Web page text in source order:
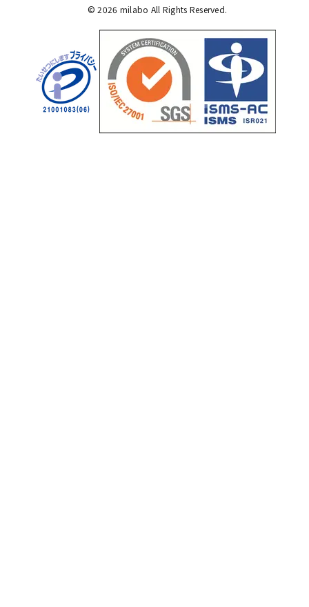
©2026 milabo All Rights Reserved.